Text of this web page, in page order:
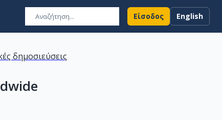
Είσοδος English
δημοσιεύσεις